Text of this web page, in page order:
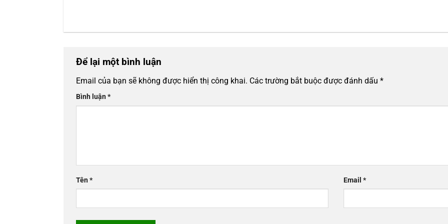
Để lại một bình luận
Email của bạn sẽ không được hiển thị công khai. Các trường bắt buộc được đánh dấu *
Bình luận*
Tên* Email *